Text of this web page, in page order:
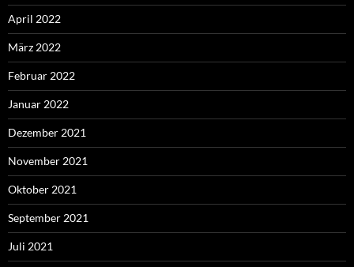
April 2022
März 2022
Februar 2022
Januar 2022
Dezember 2021
November 2021
Oktober 2021
September 2021
Juli 2021